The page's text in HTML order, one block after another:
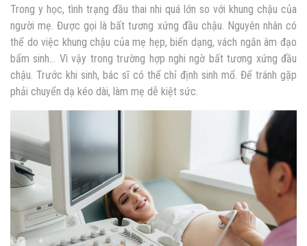
Trong y học, tình trạng đầu thai nhi quá lớn so với khung chậu của
người mẹ. Được gọi là bất tương xứng đầu chậu. Nguyên nhân có
thể do việc khung chậu của mẹ hẹp, biến dạng, vách ngăn âm đạo
bẩm sinh… Vì vậy trong trường hợp nghi ngờ bất tương xứng đầu
chậu. Trước khi sinh, bác sĩ có thể chỉ định sinh mổ. Để tránh gặp
phải chuyển dạ kéo dài, làm mẹ dễ kiệt sức.